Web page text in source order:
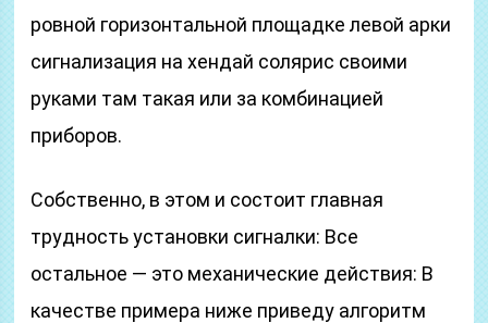
ровной горизонтальной площадке левой арки
сигнализация на хендай солярис своими
руками там такая или за комбинацией
приборов.
Собственно, в этом и состоит главная
трудность установки сигналки: Все
остальное — это механические действия: В
качестве примера ниже приведу алгоритм